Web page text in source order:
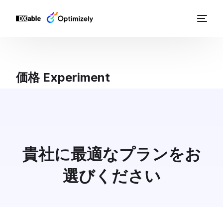
価格 Experiment
貴社に最適なプランをお
選びください